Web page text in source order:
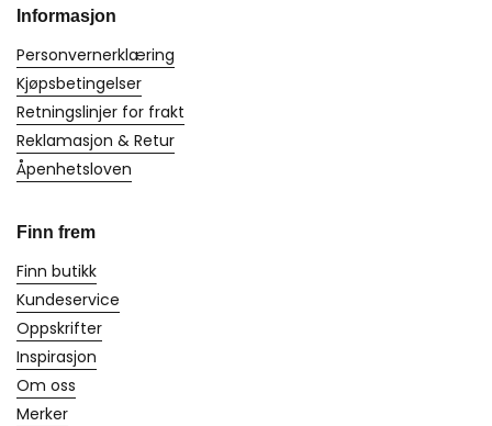
Informasjon
Personvernerklæring
Kjøpsbetingelser
Retningslinjer for frakt
Reklamasjon & Retur
Åpenhetsloven
Finn frem
Finn butikk
Kundeservice
Oppskrifter
Inspirasjon
Om oss
Merker